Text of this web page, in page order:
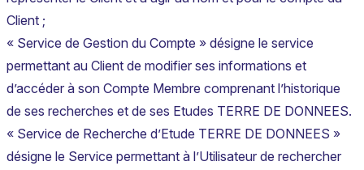
Client ;
« Service de Gestion du Compte » désigne le service
permettant au Client de modifier ses informations et
d’accéder à son Compte Membre comprenant l’historique
de ses recherches et de ses Etudes TERRE DE DONNEES.
« Service de Recherche d’Etude TERRE DE DONNEES »
désigne le Service permettant à l’Utilisateur de rechercher